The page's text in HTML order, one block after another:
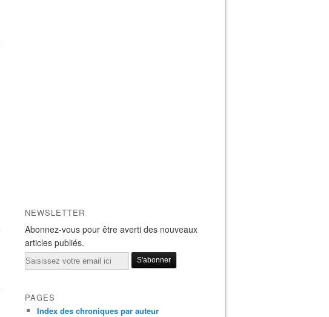
NEWSLETTER
Abonnez-vous pour être averti des nouveaux
articles publiés.
Email
PAGES
Index des chroniques par auteur